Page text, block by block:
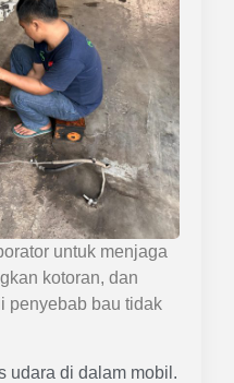
untuk menjaga
kotoran, dan
penyebab bau tidak
udara di dalam mobil.